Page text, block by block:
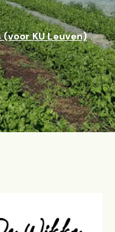
KU Leuven)